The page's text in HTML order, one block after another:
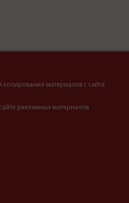
копирования материалов с сайта
рекламных материалов